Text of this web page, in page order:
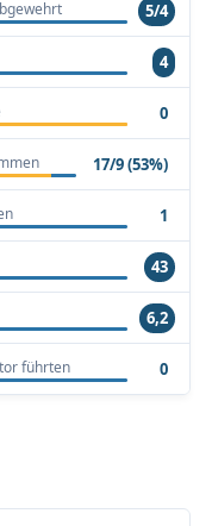
5/4
4
0
17/9 (53%)
1
43
6,2
führten 0